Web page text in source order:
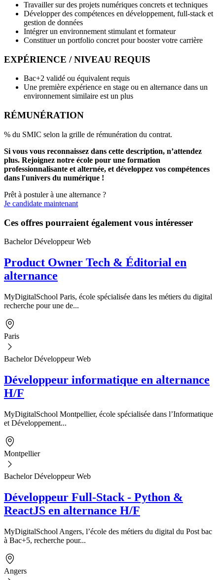
Travailler sur des projets numériques concrets et techniques
Développer des compétences en développement, full-stack et
gestion de données
Intégrer un environnement stimulant et formateur
Constituer un portfolio concret pour booster votre carrière
EXPÉRIENCE / NIVEAU REQUIS
Bac+2 validé ou équivalent requis
Une première expérience en stage ou en alternance dans un
environnement similaire est un plus
RÉMUNÉRATION
% du SMIC selon la grille de rémunération du contrat.
Si vous vous reconnaissez dans cette description, n’attendez
plus. Rejoignez notre école pour une formation
professionnalisante et alternée, et développez vos compétences
dans l'univers du numérique !
Prêt à postuler à une alternance ?
Je candidate maintenant
Ces offres pourraient également vous intéresser
Bachelor Développeur Web
Product Owner Tech & Éditorial en
alternance
MyDigitalSchool Paris, école spécialisée dans les métiers du digital
recherche pour une de...
Paris
Bachelor Développeur Web
Développeur informatique en alternance
H/F
MyDigitalSchool Montpellier, école spécialisée dans l’Informatique
et Développement...
Montpellier
Bachelor Développeur Web
Développeur Full-Stack - Python &
ReactJS en alternance H/F
MyDigitalSchool Angers, l’école des métiers du digital du Post bac
à Bac+5, recherche pour...
Angers